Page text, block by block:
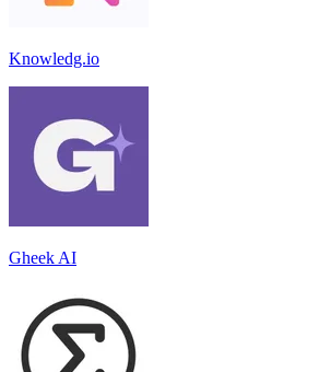
Knowledg.io
Gheek AI